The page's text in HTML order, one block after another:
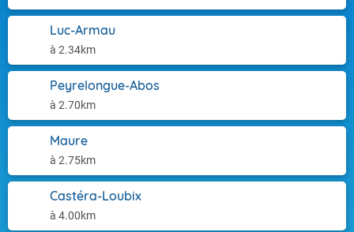
Luc-Armau
à 2.34km
Peyrelongue-Abos
à 2.70km
Maure
à 2.75km
Castéra-Loubix
à 4.00km